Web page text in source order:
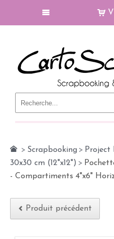
> Scrapbooking > Project
30x30 cm (12"x12") >
- Compartiments 4"x6"
Produit précédent